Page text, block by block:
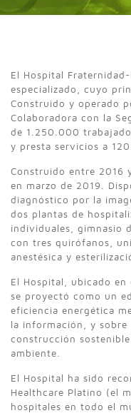
El Hospital
especializado, cuyo
Construido y operado
Colaboradora con la
de 1.250.000
y presta servicios a
Construido entre 2016
en marzo de 2019.
diagnóstico por la
dos plantas de
individuales, gimnasio
con tres quirófanos,
anestésica y
El Hospital, ubicado en
se proyectó como un
eficiencia energética
la información, y sobre
construcción
ambiente.
El Hospital ha sido
Healthcare Platino (el
hospitales en todo el